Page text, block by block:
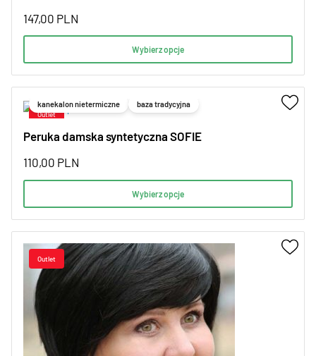
147,00 PLN
Wybierz opcje
kanekalon nietermiczne baza tradycyjna
Peruka damska syntetyczna SOFIE
110,00 PLN
Wybierz opcje